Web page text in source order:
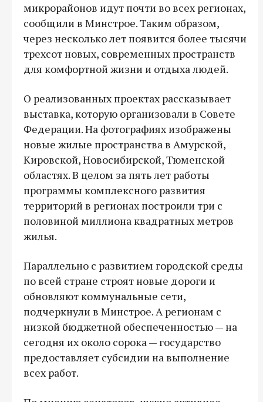
микрорайонов идут почти во всех регионах,
сообщили в Минстрое. Таким образом,
через несколько лет появится более тысячи
трехсот новых, современных пространств
для комфортной жизни и отдыха людей.
О реализованных проектах рассказывает
выставка, которую организовали в Совете
Федерации. На фотографиях изображены
новые жилые пространства в Амурской,
Кировской, Новосибирской, Тюменской
областях. В целом за пять лет работы
программы комплексного развития
территорий в регионах построили три с
половиной миллиона квадратных метров
жилья.
Параллельно с развитием городской среды
по всей стране строят новые дороги и
обновляют коммунальные сети,
подчеркнули в Минстрое. А регионам с
низкой бюджетной обеспеченностью — на
сегодня их около сорока — государство
предоставляет субсидии на выполнение
всех работ.